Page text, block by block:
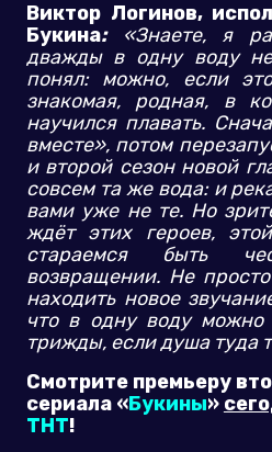
Виктор Логинов,
Букина:«Знаете, я
дважды в одну воду
понял: можно, если
знакомая, родная, в
научился плавать.
вместе», потом
и второй сезон новой
совсем та же вода: и
вами уже не те. Но
ждёт этих героев,
стараемся быть
возвращении. Не
находить новое
что в одну воду
трижды, если душа туда
Смотрите премьеру
сериала «Букины»
ТНТ!